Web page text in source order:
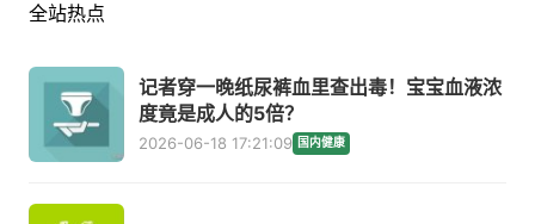
全站热点
记者穿一晚纸尿裤血里查出毒！宝宝血液浓
度竟是成人的5倍？
2026-06-18 17:21:09 国内健康